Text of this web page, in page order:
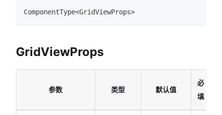
ComponentType<GridViewProps>
GridViewProps
参数 类型 默认值
必
填